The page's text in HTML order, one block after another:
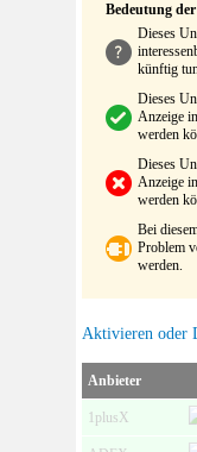
Bedeutung
Dieses
künftig
Dieses
Anzeige
werden
Dieses
Anzeige
werden
Bei
Problem
werden.